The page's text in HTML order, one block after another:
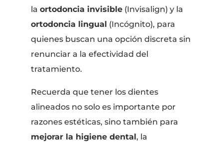
laortodoncia invisible (Invisalign) y la
ortodoncia lingual (Incógnito), para
quienes buscan una opción discreta sin
renunciar a la efectividad del
tratamiento.
Recuerda que tener los dientes
alineados no solo es importante por
razones estéticas, sino también para
mejorar la higiene dental, la